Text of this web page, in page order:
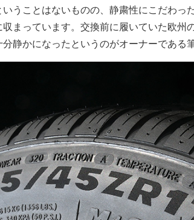
うことはないものの、静粛性にこだわっ
まっています。交換前に履いていた欧州
静かになったというのがオーナーである